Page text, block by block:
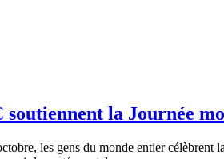
la Journée
les gens du monde entier